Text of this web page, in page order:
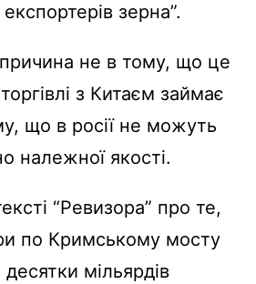
зерна”.
не в тому, що це
з Китаєм займає
що в росії не можуть
належної якості.
“Ревизора” про те,
по Кримському мосту
мільярдів